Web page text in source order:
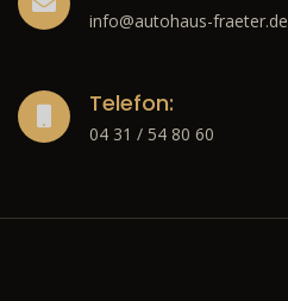
info@autohaus-fraeter.de
Telefon:
04 31 / 54 80 60